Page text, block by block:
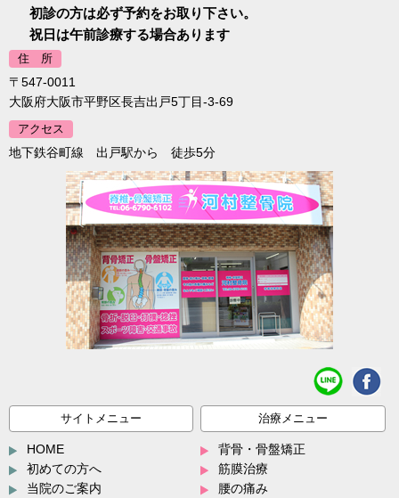
初診の方は必ず予約をお取り下さい。
祝日は午前診療する場合あります
住 所
〒547-0011
大阪府大阪市平野区長吉出戸5丁目-3-69
アクセス
地下鉄谷町線 出戸駅から 徒歩5分
サイトメニュー
HOME
初めての方へ
当院のご案内
治療メニュー
背骨・骨盤矯正
筋膜治療
腰の痛み